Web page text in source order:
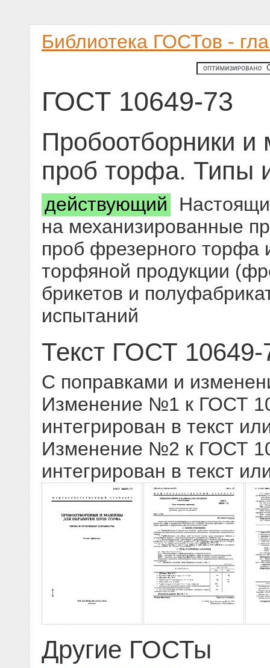
Библиотека ГОСТов -
ГОСТ 10649-73
Пробоотборники
проб торфа. Типы
действующий
на механизированные
проб фрезерного
торфяной продукции
брикетов и
испытаний
Текст ГОСТ 10649-
С поправками и
Изменение №1 к ГОСТ
интегрирован в текст
Изменение №2 к ГОСТ
интегрирован в текст
Другие ГОСТы